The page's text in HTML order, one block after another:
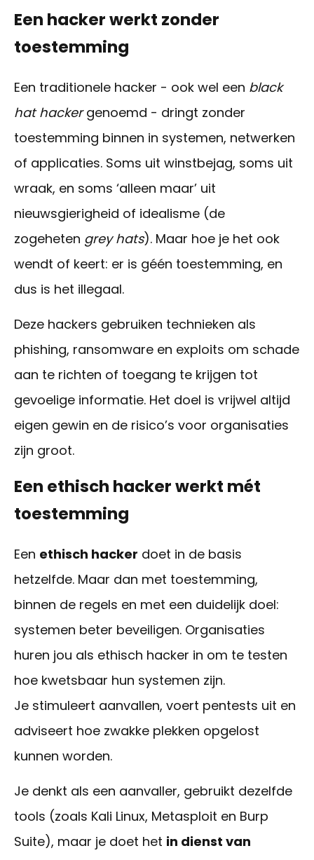
Een hacker werkt zonder
toestemming
Een traditionele hacker - ook wel een black
hat hackergenoemd - dringt zonder
toestemming binnen in systemen, netwerken
of applicaties. Soms uit winstbejag, soms uit
wraak, en soms ‘alleen maar’ uit
nieuwsgierigheid of idealisme (de
zogeheten grey hats). Maar hoe je het ook
wendt of keert: er is géén toestemming, en
dus is het illegaal.
Deze hackers gebruiken technieken als
phishing, ransomware en exploits om schade
aan te richten of toegang te krijgen tot
gevoelige informatie. Het doel is vrijwel altijd
eigen gewin en de risico’s voor organisaties
zijn groot.
Een ethisch hacker werkt mét
toestemming
Een ethisch hacker doet in de basis
hetzelfde. Maar dan met toestemming,
binnen de regels en met een duidelijk doel:
systemen beter beveiligen. Organisaties
huren jou als ethisch hacker in om te testen
hoe kwetsbaar hun systemen zijn.
Je stimuleert aanvallen, voert pentests uit en
adviseert hoe zwakke plekken opgelost
kunnen worden.
Je denkt als een aanvaller, gebruikt dezelfde
tools (zoals Kali Linux, Metasploit en Burp
Suite), maar je doet het in dienst van